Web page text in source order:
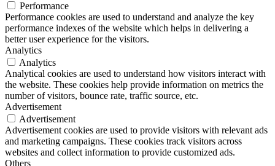
Performance
Performance cookies are used to understand and analyze the key
performance indexes of the website which helps in delivering a
better user experience for the visitors.
Analytics
Analytics
Analytical cookies are used to understand how visitors interact with
the website. These cookies help provide information on metrics the
number of visitors, bounce rate, traffic source, etc.
Advertisement
Advertisement
Advertisement cookies are used to provide visitors with relevant ads
and marketing campaigns. These cookies track visitors across
websites and collect information to provide customized ads.
Others